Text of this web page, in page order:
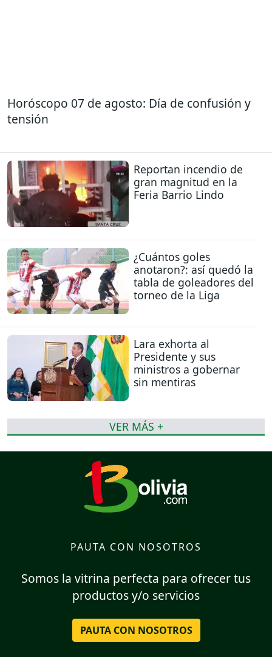
Horóscopo 07 de agosto: Día de confusión y
tensión
Reportan incendio de
gran magnitud en la
Feria Barrio Lindo
¿Cuántos goles
anotaron?: así quedó la
tabla de goleadores del
torneo de la Liga
Lara exhorta al
Presidente y sus
ministros a gobernar
sin mentiras
VER MÁS +
PAUTA CON NOSOTROS
Somos la vitrina perfecta para ofrecer tus
productos y/o servicios
PAUTA CON NOSOTROS